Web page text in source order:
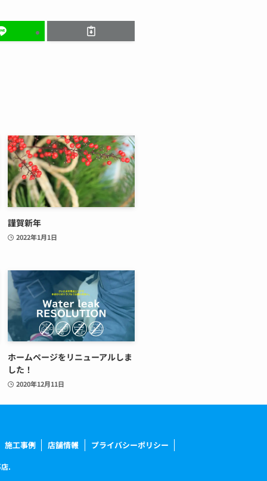
謹賀新年
2022年1月1日
ホームページをリニューアルしま
した！
2020年12月11日
施工事例 店舗情報 プライバシーポリシー
.